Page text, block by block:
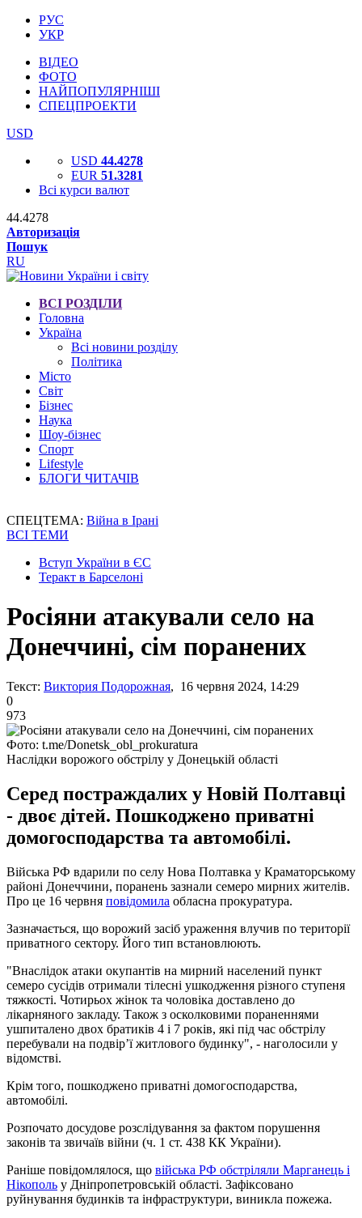
РУС
УКР
ВІДЕО
ФОТО
НАЙПОПУЛЯРНІШІ
СПЕЦПРОЕКТИ
USD
USD 44.4278
EUR 51.3281
Всі курси валют
44.4278
Авторизація
Пошук
RU
ВСІ РОЗДІЛИ
Головна
Україна
Всі новини розділу
Політика
Місто
Світ
Бізнес
Наука
Шоу-бізнес
Спорт
Lifestyle
БЛОГИ ЧИТАЧІВ
СПЕЦТЕМА: Війна в Ірані
ВСІ ТЕМИ
Вступ України в ЄС
Теракт в Барселоні
Росіяни атакували село на
Донеччині, сім поранених
Текст: Виктория Подорожная, 16 червня 2024, 14:29
0
973
Фото: t.me/Donetsk_obl_prokuratura
Наслідки ворожого обстрілу у Донецькій області
Серед постраждалих у Новій Полтавці
- двоє дітей. Пошкоджено приватні
домогосподарства та автомобілі.
Війська РФ вдарили по селу Нова Полтавка у Краматорському
районі Донеччини, поранень зазнали семеро мирних жителів.
Про це 16 червня повідомила обласна прокуратура.
Зазначається, що ворожий засіб ураження влучив по території
приватного сектору. Його тип встановлюють.
"Внаслідок атаки окупантів на мирний населений пункт
семеро сусідів отримали тілесні ушкодження різного ступеня
тяжкості. Чотирьох жінок та чоловіка доставлено до
лікарняного закладу. Також з осколковими пораненнями
ушпиталено двох братиків 4 і 7 років, які під час обстрілу
перебували на подвір’ї житлового будинку", - наголосили у
відомстві.
Крім того, пошкоджено приватні домогосподарства,
автомобілі.
Розпочато досудове розслідування за фактом порушення
законів та звичаїв війни (ч. 1 ст. 438 КК України).
Раніше повідомлялося, що війська РФ обстріляли Марганець і
Нікополь у Дніпропетровській області. Зафіксовано
руйнування будинків та інфраструктури, виникла пожежа.